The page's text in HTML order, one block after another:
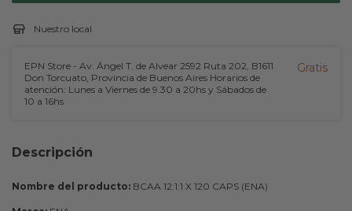
Nuestro local
EPN Store - Av. Ángel T. de Alvear 2592 Ruta 202, B1611
Don Torcuato, Provincia de Buenos Aires Horarios de
atención: Lunes a Viernes de 9.30 a 20hs y Sábados de
10 a 16hs
Gratis
Descripción
Nombre del producto: BCAA 12:1:1 X 120 CAPS (ENA)